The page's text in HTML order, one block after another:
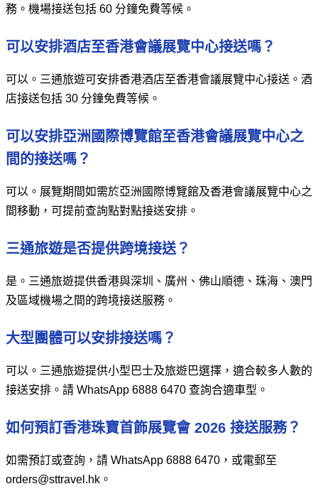
務。機場接送包括 60 分鐘免費等候。
可以安排酒店至香港會議展覽中心接送嗎？
可以。三通旅遊可安排香港酒店至香港會議展覽中心接送。酒
店接送包括 30 分鐘免費等候。
可以安排亞洲國際博覽館至香港會議展覽中心之
間的接送嗎？
可以。展覽期間如需於亞洲國際博覽館及香港會議展覽中心之
間移動，可提前查詢點對點接送安排。
三通旅遊是否提供跨境接送？
是。三通旅遊提供香港與深圳、廣州、佛山順德、珠海、澳門
及區域機場之間的跨境接送服務。
大型團體可以安排接送嗎？
可以。三通旅遊提供小型巴士及旅遊巴選擇，適合較多人數的
接送安排。請 WhatsApp 6888 6470 查詢合適車型。
如何預訂香港珠寶首飾展覽會 2026 接送服務？
如需預訂或查詢，請 WhatsApp 6888 6470，或電郵至
orders@sttravel.hk。